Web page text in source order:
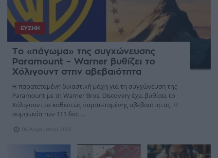
ΕΥΖΗΝ
Το «πάγωμα» της συγχώνευσης
Paramount – Warner βυθίζει το
Χόλιγουντ στην αβεβαιότητα
Η παρατεταμένη δικαστική μάχη για τη συγχώνευση της
Paramount με τη Warner Bros. Discovery έχει βυθίσει το
Χόλιγουντ σε καθεστώς παρατεταμένης αβεβαιότητας. Η
συμφωνία των 111 δισ. ...
06 Αυγούστου 2026